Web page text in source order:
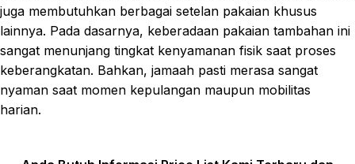
juga membutuhkan berbagai setelan pakaian khusus
lainnya. Pada dasarnya, keberadaan pakaian tambahan ini
sangat menunjang tingkat kenyamanan fisik saat proses
keberangkatan. Bahkan, jamaah pasti merasa sangat
nyaman saat momen kepulangan maupun mobilitas
harian.